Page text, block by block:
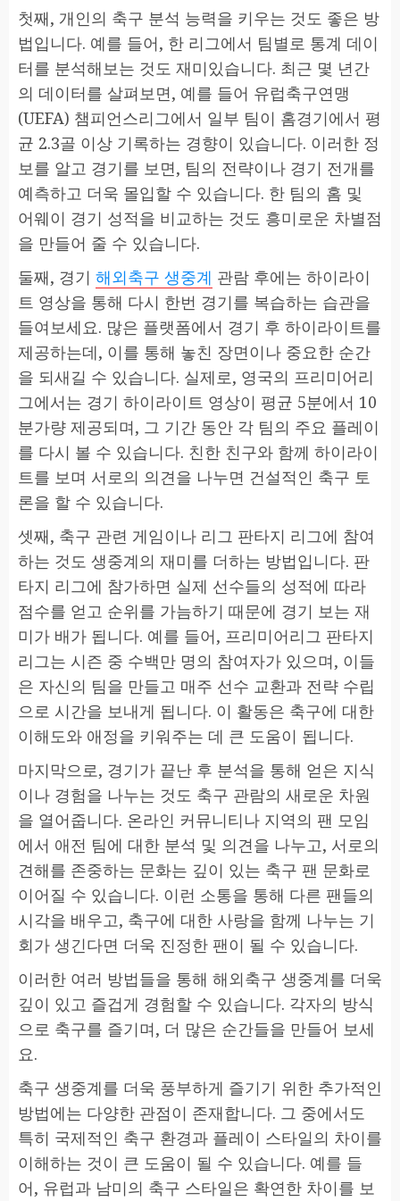
첫째, 개인의 축구 분석 능력을 키우는 것도 좋은 방
법입니다. 예를 들어, 한 리그에서 팀별로 통계 데이
터를 분석해보는 것도 재미있습니다. 최근 몇 년간
의 데이터를 살펴보면, 예를 들어 유럽축구연맹
(UEFA) 챔피언스리그에서 일부 팀이 홈경기에서 평
균 2.3골 이상 기록하는 경향이 있습니다. 이러한 정
보를 알고 경기를 보면, 팀의 전략이나 경기 전개를
예측하고 더욱 몰입할 수 있습니다. 한 팀의 홈 및
어웨이 경기 성적을 비교하는 것도 흥미로운 차별점
을 만들어 줄 수 있습니다.
둘째, 경기 해외축구 생중계 관람 후에는 하이라이
트 영상을 통해 다시 한번 경기를 복습하는 습관을
들여보세요. 많은 플랫폼에서 경기 후 하이라이트를
제공하는데, 이를 통해 놓친 장면이나 중요한 순간
을 되새길 수 있습니다. 실제로, 영국의 프리미어리
그에서는 경기 하이라이트 영상이 평균 5분에서 10
분가량 제공되며, 그 기간 동안 각 팀의 주요 플레이
를 다시 볼 수 있습니다. 친한 친구와 함께 하이라이
트를 보며 서로의 의견을 나누면 건설적인 축구 토
론을 할 수 있습니다.
셋째, 축구 관련 게임이나 리그 판타지 리그에 참여
하는 것도 생중계의 재미를 더하는 방법입니다. 판
타지 리그에 참가하면 실제 선수들의 성적에 따라
점수를 얻고 순위를 가늠하기 때문에 경기 보는 재
미가 배가 됩니다. 예를 들어, 프리미어리그 판타지
리그는 시즌 중 수백만 명의 참여자가 있으며, 이들
은 자신의 팀을 만들고 매주 선수 교환과 전략 수립
으로 시간을 보내게 됩니다. 이 활동은 축구에 대한
이해도와 애정을 키워주는 데 큰 도움이 됩니다.
마지막으로, 경기가 끝난 후 분석을 통해 얻은 지식
이나 경험을 나누는 것도 축구 관람의 새로운 차원
을 열어줍니다. 온라인 커뮤니티나 지역의 팬 모임
에서 애전 팀에 대한 분석 및 의견을 나누고, 서로의
견해를 존중하는 문화는 깊이 있는 축구 팬 문화로
이어질 수 있습니다. 이런 소통을 통해 다른 팬들의
시각을 배우고, 축구에 대한 사랑을 함께 나누는 기
회가 생긴다면 더욱 진정한 팬이 될 수 있습니다.
이러한 여러 방법들을 통해 해외축구 생중계를 더욱
깊이 있고 즐겁게 경험할 수 있습니다. 각자의 방식
으로 축구를 즐기며, 더 많은 순간들을 만들어 보세
요.
축구 생중계를 더욱 풍부하게 즐기기 위한 추가적인
방법에는 다양한 관점이 존재합니다. 그 중에서도
특히 국제적인 축구 환경과 플레이 스타일의 차이를
이해하는 것이 큰 도움이 될 수 있습니다. 예를 들
어, 유럽과 남미의 축구 스타일은 확연한 차이를 보